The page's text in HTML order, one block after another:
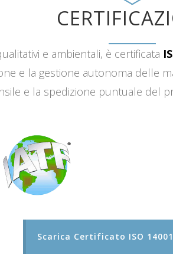
e ambientali, è certificata
e la gestione autonoma delle
e la spedizione puntuale del
Scarica Certificato ISO